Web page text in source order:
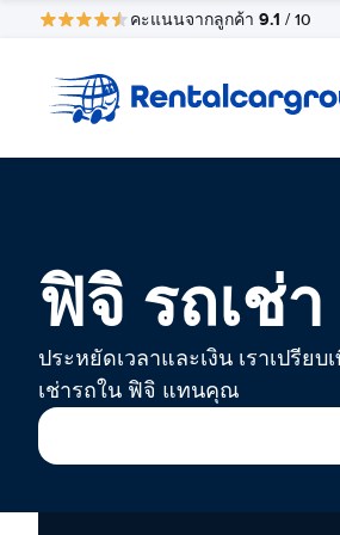
คะแนนจากลูกค้า 9.1 / 10
ฟิจิ รถเช่า
ประหยัดเวลาและเงิน เราเปรีย
เช่ารถใน ฟิจิ แทนคุณ